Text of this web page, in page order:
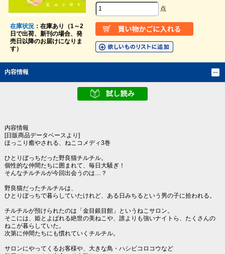
在庫状況：在庫あり（1～2
日で出荷、新刊の場合、発
売日以降のお届けになりま
す）
点
内容情報
内容情報
[日販商品データベースより]
ほっこり癒やされる、ねこコメディ3巻
ひとりぼっちだった野良猫チルチル。
個性的な仲間たちに囲まれて、毎日大騒ぎ！
そんなチルチルが今回出会うのは…？
野良猫だったチルチルは、
ひとりぼっちで暮らしていたけれど、ある日みちるという男の子に拾われる。
チルチルが預けられたのは「金目銀目館」というねこサロン。
そこには、姫とよばれる絶世の美ねこや、誰よりも強いナイトら、たくさんの
ねこが暮らしていた。
次第に仲間たちにも慣れていくチルチル。
サロンにやってくるお客様や、大きな鳥・ハシビコロコウなど